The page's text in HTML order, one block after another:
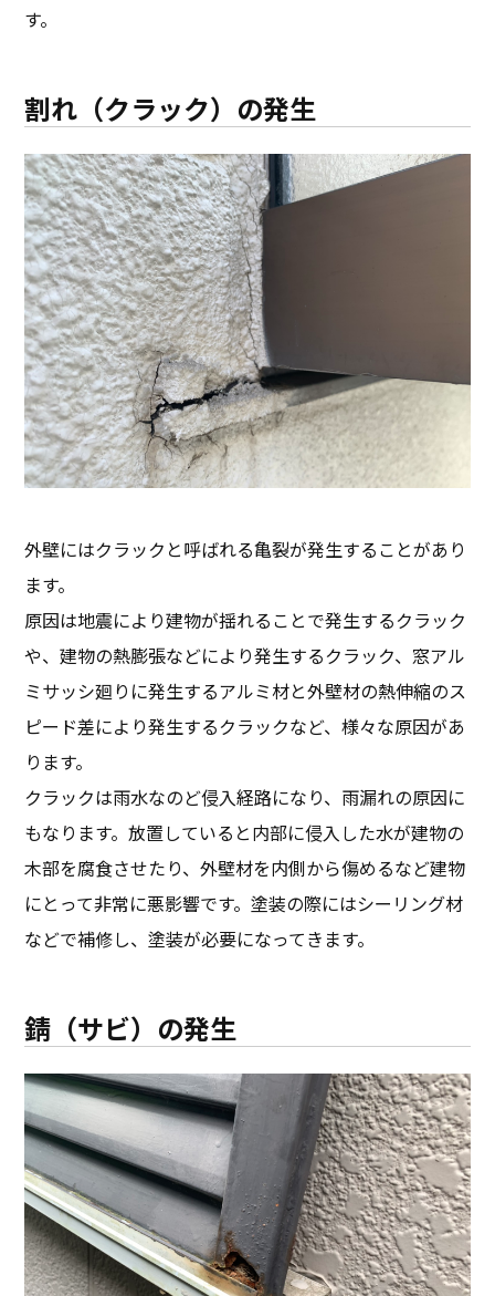
す。
割れ（クラック）の発生
外壁にはクラックと呼ばれる亀裂が発生することがあり
ます。
原因は地震により建物が揺れることで発生するクラック
や、建物の熱膨張などにより発生するクラック、窓アル
ミサッシ廻りに発生するアルミ材と外壁材の熱伸縮のス
ピード差により発生するクラックなど、様々な原因があ
ります。
クラックは雨水なのど侵入経路になり、雨漏れの原因に
もなります。放置していると内部に侵入した水が建物の
木部を腐食させたり、外壁材を内側から傷めるなど建物
にとって非常に悪影響です。塗装の際にはシーリング材
などで補修し、塗装が必要になってきます。
錆（サビ）の発生